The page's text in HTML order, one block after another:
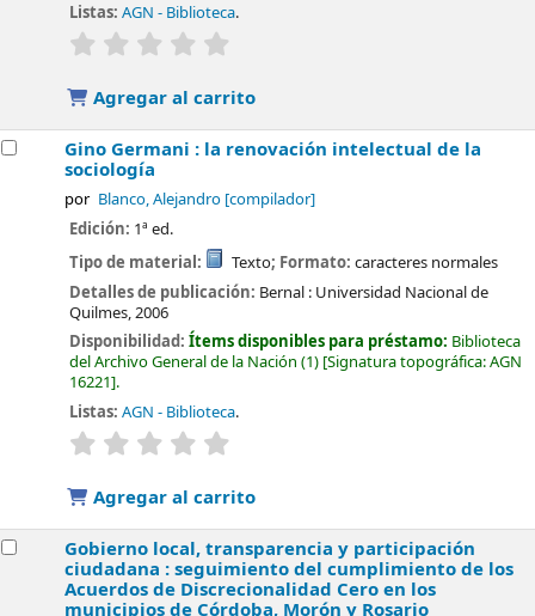
Listas: AGN - Biblioteca.
valoración
Agregar al carrito
Gino Germani : la renovación intelectual de la
sociología
por Blanco, Alejandro[compilador]
Edición: 1ª ed.
Tipo de material:
Texto; Formato: caracteres normales
Detalles de publicación: Bernal : Universidad Nacional de
Quilmes,2006
Disponibilidad:Ítems disponibles para préstamo: Biblioteca
del Archivo General de la Nación (1) Signatura topográfica:AGN
16221 .
Listas: AGN - Biblioteca.
valoración
Agregar al carrito
Gobierno local, transparencia y participación
ciudadana : seguimiento del cumplimiento de los
Acuerdos de Discrecionalidad Cero en los
municipios de Córdoba, Morón y Rosario